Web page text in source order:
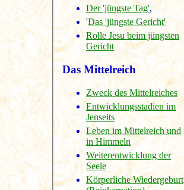
Der 'jüngste Tag',
'Das 'jüngste Gericht'
Rolle Jesu beim jüngsten
Gericht
Das Mittelreich
Zweck des Mittelreiches
Entwicklungsstadien im
Jenseits
Leben im Mittelreich und
in Himmeln
Weiterentwicklung der
Seele
Körperliche Wiedergeburt